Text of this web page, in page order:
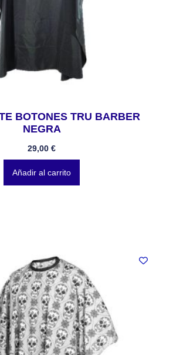
BOTONES TRU BARBER
NEGRA
29,00 €
Añadir al carrito